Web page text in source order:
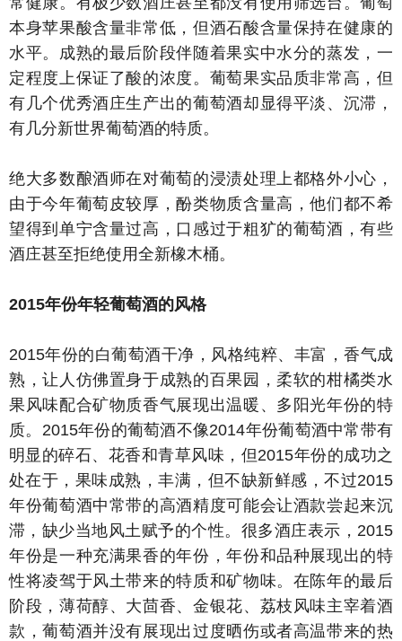
本身苹果酸含量非常低，但酒石酸含量保持在健康的
水平。成熟的最后阶段伴随着果实中水分的蒸发，一
定程度上保证了酸的浓度。葡萄果实品质非常高，但
有几个优秀酒庄生产出的葡萄酒却显得平淡、沉滞，
有几分新世界葡萄酒的特质。
绝大多数酿酒师在对葡萄的浸渍处理上都格外小心，
由于今年葡萄皮较厚，酚类物质含量高，他们都不希
望得到单宁含量过高，口感过于粗犷的葡萄酒，有些
酒庄甚至拒绝使用全新橡木桶。
2015年份年轻葡萄酒的风格
2015年份的白葡萄酒干净，风格纯粹、丰富，香气成
熟，让人仿佛置身于成熟的百果园，柔软的柑橘类水
果风味配合矿物质香气展现出温暖、多阳光年份的特
质。2015年份的葡萄酒不像2014年份葡萄酒中常带有
明显的碎石、花香和青草风味，但2015年份的成功之
处在于，果味成熟，丰满，但不缺新鲜感，不过2015
年份葡萄酒中常带的高酒精度可能会让酒款尝起来沉
滞，缺少当地风土赋予的个性。很多酒庄表示，2015
年份是一种充满果香的年份，年份和品种展现出的特
性将凌驾于风土带来的特质和矿物味。在陈年的最后
阶段，薄荷醇、大茴香、金银花、荔枝风味主宰着酒
款，葡萄酒并没有展现出过度晒伤或者高温带来的热